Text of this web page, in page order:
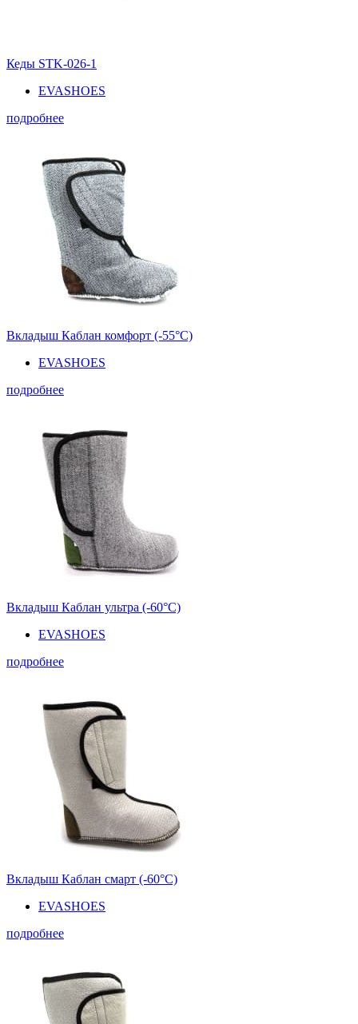
Кеды STK-026-1
EVASHOES
подробнее
Вкладыш Каблан комфорт (-55°С)
EVASHOES
подробнее
Вкладыш Каблан ультра (-60°С)
EVASHOES
подробнее
Вкладыш Каблан смарт (-60°С)
EVASHOES
подробнее